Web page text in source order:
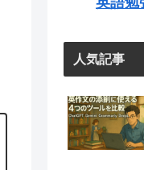
人気記事